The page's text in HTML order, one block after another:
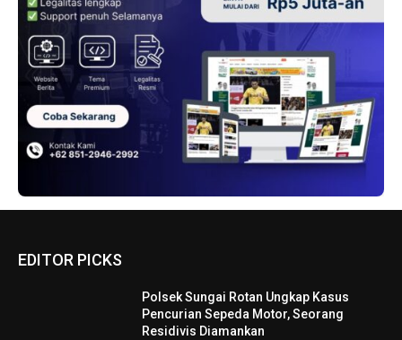
EDITOR PICKS
Polsek Sungai Rotan Ungkap Kasus
Pencurian Sepeda Motor, Seorang
Residivis Diamankan